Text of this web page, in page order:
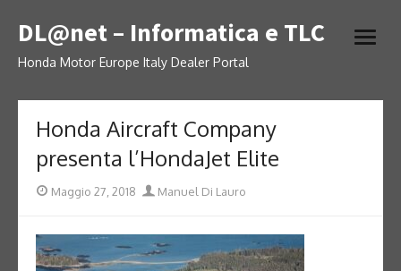
to
content
DL@net – Informatica e TLC
Honda Motor Europe Italy Dealer Portal
open
Honda Aircraft Company
presenta l’HondaJet Elite
Posted
Maggio 27, 2018 Author
Manuel Di Lauro